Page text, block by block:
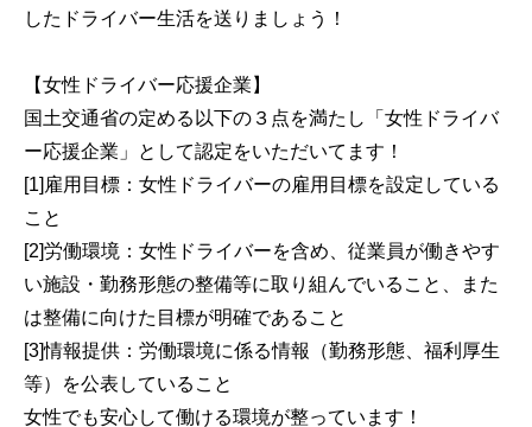
したドライバー生活を送りましょう！
【女性ドライバー応援企業】
国土交通省の定める以下の３点を満たし「女性ドライバ
ー応援企業」として認定をいただいてます！
[1]雇用目標：女性ドライバーの雇用目標を設定している
こと
[2]労働環境：女性ドライバーを含め、従業員が働きやす
い施設・勤務形態の整備等に取り組んでいること、また
は整備に向けた目標が明確であること
[3]情報提供：労働環境に係る情報（勤務形態、福利厚生
等）を公表していること
女性でも安心して働ける環境が整っています！